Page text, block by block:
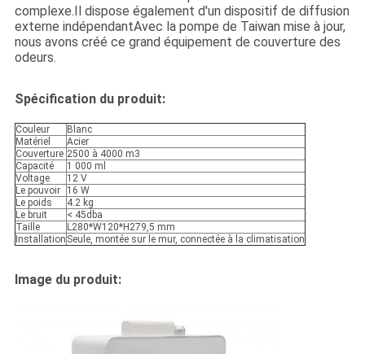
complexe.Il dispose également d'un dispositif de diffusion
externe indépendantAvec la pompe de Taiwan mise à jour,
nous avons créé ce grand équipement de couverture des
odeurs.
Spécification du produit:
Couleur
Blanc
Matériel
Acier
Couverture 2500 à 4000 m3
Capacité
1 000 ml
Voltage
12 V
Le pouvoir
16 W
Le poids
4.2 kg
Le bruit
< 45dba
Taille
L280*W120*H279,5 mm
Installation Seule, montée sur le mur, connectée à la climatisation
Image du produit: